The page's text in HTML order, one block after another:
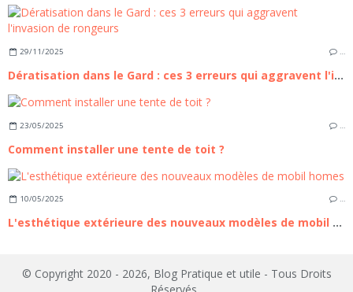
29/11/2025 …
Dératisation dans le Gard : ces 3 erreurs qui aggravent l'invasion de rongeurs
23/05/2025
Comment installer une tente de toit ?
10/05/2025 …
L'esthétique extérieure des nouveaux modèles de mobil homes
© Copyright 2020 - 2026, Blog Pratique et utile - Tous Droits